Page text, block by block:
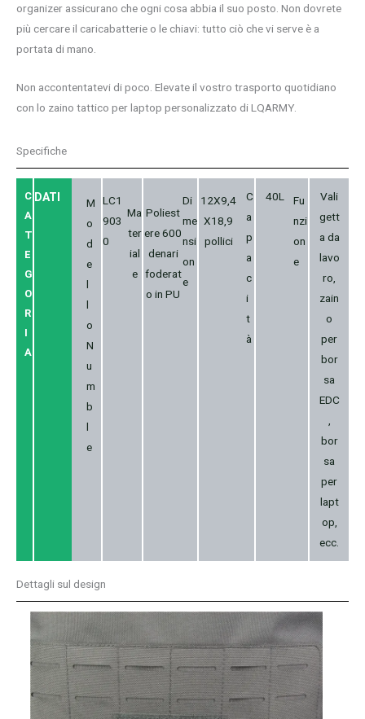
organizer assicurano che ogni cosa abbia il suo posto. Non dovrete
più cercare il caricabatterie o le chiavi: tutto ciò che vi serve è a
portata di mano.
Non accontentatevi di poco. Elevate il vostro trasporto quotidiano
con lo zaino tattico per laptop personalizzato di LQARMY.
Specifiche
C
A
T
E
G
O
R
I
A
DATI
M
o
d
e
l
l
o
N
u
m
b
l
e
LC1
903
0
Ma
ter
ial
e
Poliest
ere 600
denari
foderat
o in PU
Di
me
nsi
on
e
12X9,4
X18,9
pollici
C
a
p
a
c
i
t
à
40L
Fu
nzi
on
e
Vali
gett
a da
lavo
ro,
zain
o
per
bor
sa
EDC
bor
sa
per
lapt
op,
ecc.
Dettagli sul design